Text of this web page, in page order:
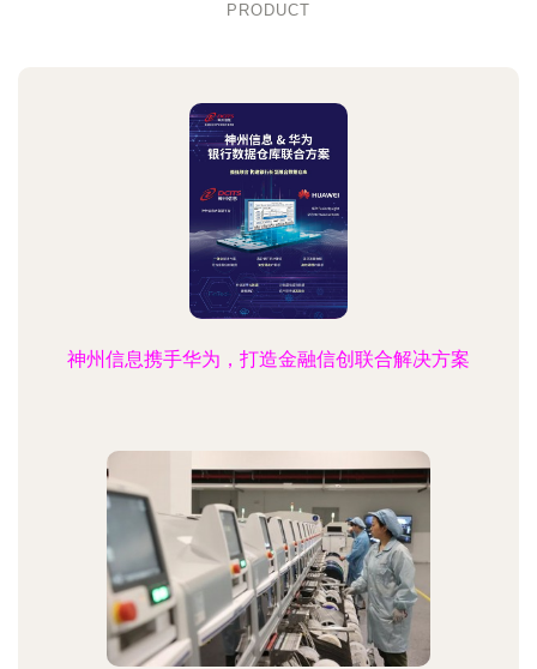
PRODUCT
神州信息携手华为，打造金融信创联合解决方案